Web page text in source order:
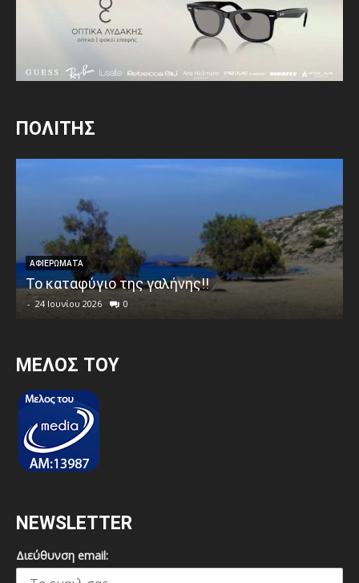
ΠΟΛΙΤΗΣ
ΑΦΙΕΡΩΜΑΤΑ
Το καταφύγιο της γαλήνης!!
- 24 Ιουνίου 2026 0
MEΛΟΣ ΤΟΥ
NEWSLETTER
Διεύθυνση email: